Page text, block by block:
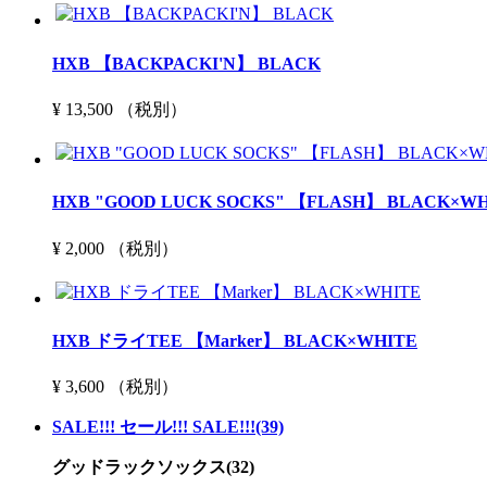
HXB 【BACKPACKI'N】 BLACK
¥ 13,500 （税別）
HXB "GOOD LUCK SOCKS" 【FLASH】
¥ 2,000 （税別）
HXB ドライTEE 【Marker】 BLACK×WHITE
¥ 3,600 （税別）
SALE!!! セール!!! SALE!!!(39)
グッドラックソックス(32)